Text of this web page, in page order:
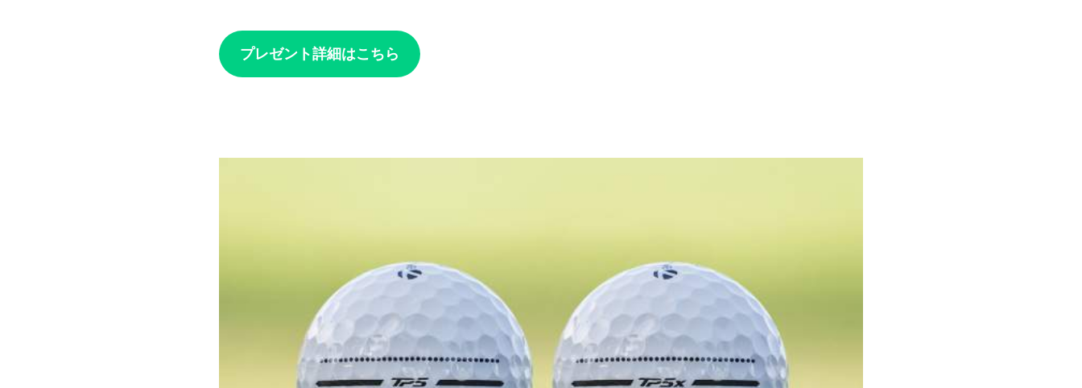
プレゼント詳細はこちら